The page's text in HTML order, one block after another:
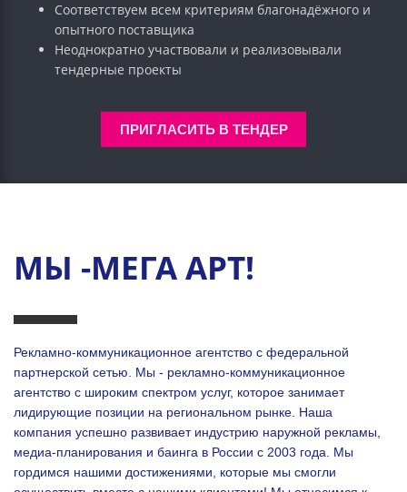
Соответствуем всем критериям благонадёжного и
опытного поставщика
Неоднократно участвовали и реализовывали
тендерные проекты
ПРИГЛАСИТЬ В ТЕНДЕР
МЫ -МЕГА АРТ!
Рекламно-коммуникационное агентство с федеральной
партнерской сетью. Мы - рекламно-коммуникационное
агентство с широким спектром услуг, которое занимает
лидирующие позиции на региональном рынке. Наша
компания успешно развивает индустрию наружной рекламы,
медиа-планирования и баинга в России с 2003 года. Мы
гордимся нашими достижениями, которые мы смогли